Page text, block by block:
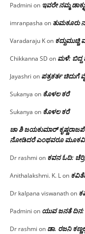
Padmini on ಇವರೇ ನಮ್ಮ
imranpasha on ತುಮಕೂರು
Varadaraju Kon
Chikkanna SD on ಮಳೆ: ಬಿದ್ದ
Jayashri on ಪತ್ರಕರ್ತ ಚಿದುಗೆ
Sukanya on ಕೊಳಲ ಕರೆ
Sukanya on ಕೊಳಲ ಕರೆ
ಚಾ ಶಿ ಜಯಕುಮಾರ್
ನೋಡಿದರೆ ಎಂಥವರೂ
Dr rashmi on ಕವನ ಓದಿ:
Anithalakshmi. K. Lon
Dr kalpana viswanathon
Padmini on ಯುವ ಜನತೆ
Dr rashmi on ಡಾ. ರಜನಿ‌